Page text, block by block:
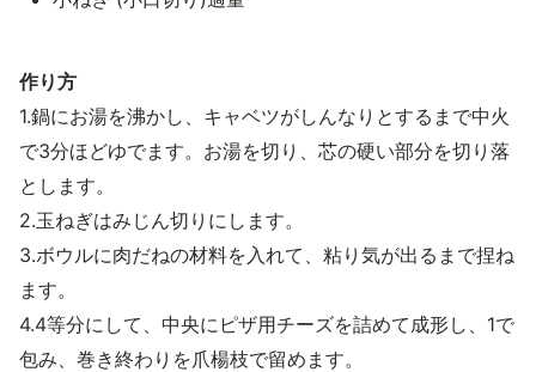
作り方
1.鍋にお湯を沸かし、キャベツがしんなりとするまで中火
で3分ほどゆでます。お湯を切り、芯の硬い部分を切り落
とします。
2.玉ねぎはみじん切りにします。
3.ボウルに肉だねの材料を入れて、粘り気が出るまで捏ね
ます。
4.4等分にして、中央にピザ用チーズを詰めて成形し、1で
包み、巻き終わりを爪楊枝で留めます。